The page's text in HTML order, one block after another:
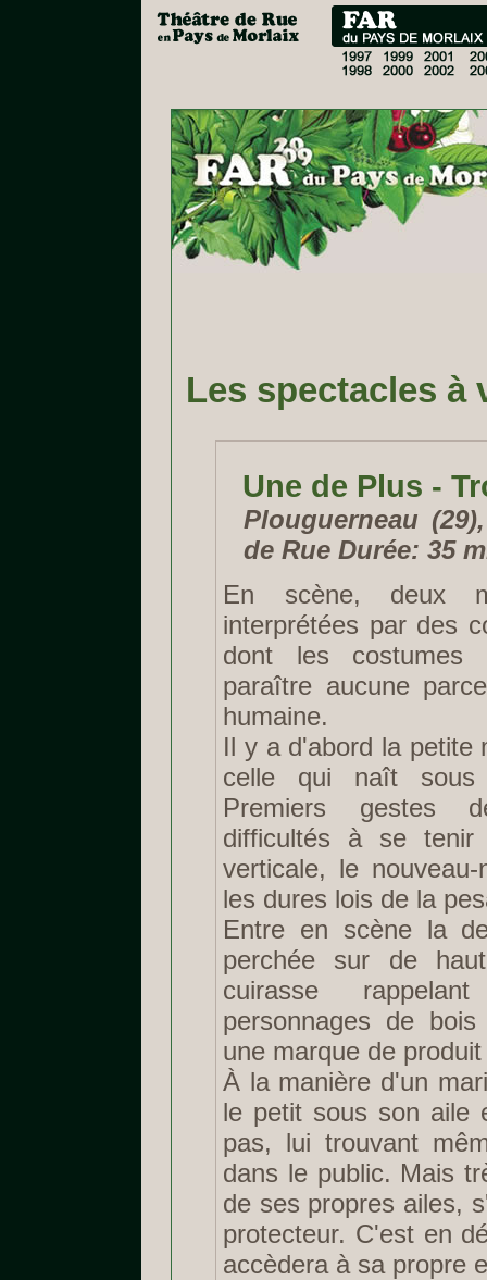
Les spectacles à
Une de Plus -
Plouguerneau
de Rue Durée: 35
En scène, deux
interprétées par des
dont les costumes
paraître aucune
humaine.
Il y a d'abord la petite
celle qui naît sous
Premiers gestes
difficultés à se tenir
verticale, le nouveau-
les dures lois de la
Entre en scène la
perchée sur de
cuirasse
personnages de
une marque de
À la manière d'un
le petit sous son aile
pas, lui trouvant
dans le public. Mais
de ses propres ailes,
protecteur. C'est en
accèdera à sa propre